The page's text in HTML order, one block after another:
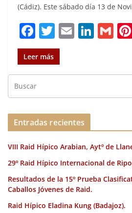
(Cádiz). Este sábado día 13 de
F
a
c
e
b
o
o
k
T
w
it
te
r
E
l
Li
e
dI
G
l
Leer más
Entradas recientes
VIII Raid Hípico Arabian, Aytº de
29º Raid Hípico Internacional de
Resultados de la 15º Prueba
Caballos Jóvenes de Raid.
Raid Hípico Eladina Kung (Badajoz).